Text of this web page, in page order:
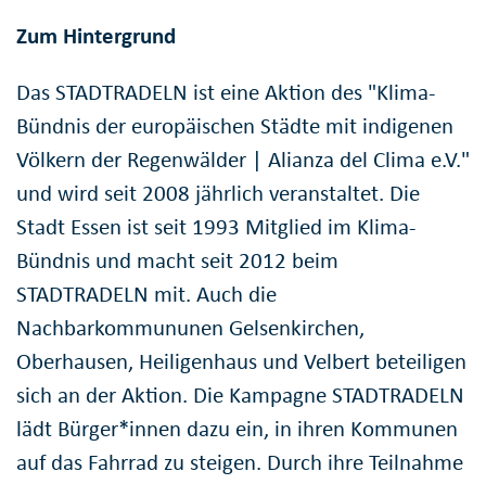
Zum Hintergrund
Das STADTRADELN ist eine Aktion des "Klima-
Bündnis der europäischen Städte mit indigenen
Völkern der Regenwälder | Alianza del Clima e.V."
und wird seit 2008 jährlich veranstaltet. Die
Stadt Essen ist seit 1993 Mitglied im Klima-
Bündnis und macht seit 2012 beim
STADTRADELN mit. Auch die
Nachbarkommununen Gelsenkirchen,
Oberhausen, Heiligenhaus und Velbert beteiligen
sich an der Aktion. Die Kampagne STADTRADELN
lädt Bürger*innen dazu ein, in ihren Kommunen
auf das Fahrrad zu steigen. Durch ihre Teilnahme